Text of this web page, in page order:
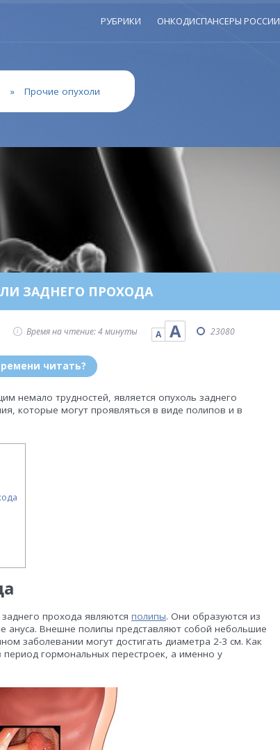
РУБРИКИ ОНКОДИСПАНСЕРЫ РОССИИ
» Прочие опухоли
ЗАДНЕГО ПРОХОДА
Время на чтение: 4 минуты А А 23080
читать?
немало трудностей, является опухоль заднего
которые могут проявляться в виде полипов и в
прохода являются полипы. Они образуются из
ануса. Внешне полипы представляют собой небольшие
заболевании могут достигать диаметра 2-3 см. Как
гормональных перестроек, а именно у